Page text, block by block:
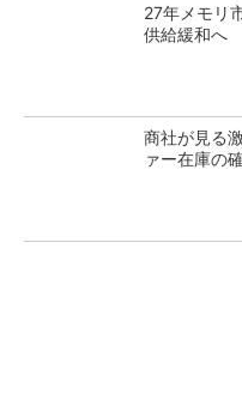
27年メモリ
供給緩和へ
商社が見る
ァー在庫の